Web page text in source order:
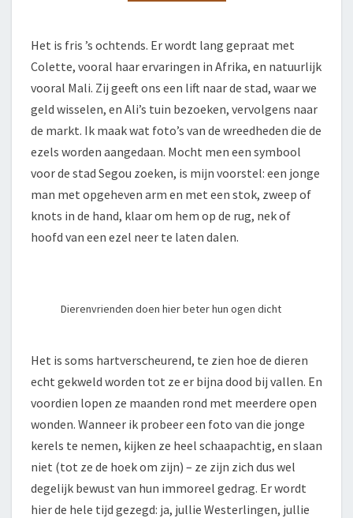
Het is fris ’s ochtends. Er wordt lang gepraat met
Colette, vooral haar ervaringen in Afrika, en natuurlijk
vooral Mali. Zij geeft ons een lift naar de stad, waar we
geld wisselen, en Ali’s tuin bezoeken, vervolgens naar
de markt. Ik maak wat foto’s van de wreedheden die de
ezels worden aangedaan. Mocht men een symbool
voor de stad Segou zoeken, is mijn voorstel: een jonge
man met opgeheven arm en met een stok, zweep of
knots in de hand, klaar om hem op de rug, nek of
hoofd van een ezel neer te laten dalen.
Dierenvrienden doen hier beter hun ogen dicht
Het is soms hartverscheurend, te zien hoe de dieren
echt gekweld worden tot ze er bijna dood bij vallen. En
voordien lopen ze maanden rond met meerdere open
wonden. Wanneer ik probeer een foto van die jonge
kerels te nemen, kijken ze heel schaapachtig, en slaan
niet (tot ze de hoek om zijn) – ze zijn zich dus wel
degelijk bewust van hun immoreel gedrag. Er wordt
hier de hele tijd gezegd: ja, jullie Westerlingen, jullie